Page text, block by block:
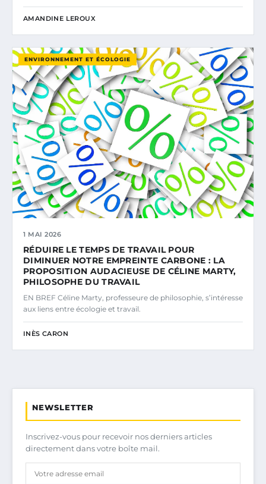
AMANDINE LEROUX
ENVIRONNEMENT ET ÉCOLOGIE
1 MAI 2026
RÉDUIRE LE TEMPS DE TRAVAIL POUR
DIMINUER NOTRE EMPREINTE CARBONE : LA
PROPOSITION AUDACIEUSE DE CÉLINE MARTY,
PHILOSOPHE DU TRAVAIL
EN BREF Céline Marty, professeure de philosophie, s’intéresse
aux liens entre écologie et travail.
INÈS CARON
NEWSLETTER
Inscrivez-vous pour recevoir nos derniers articles
directement dans votre boîte mail.